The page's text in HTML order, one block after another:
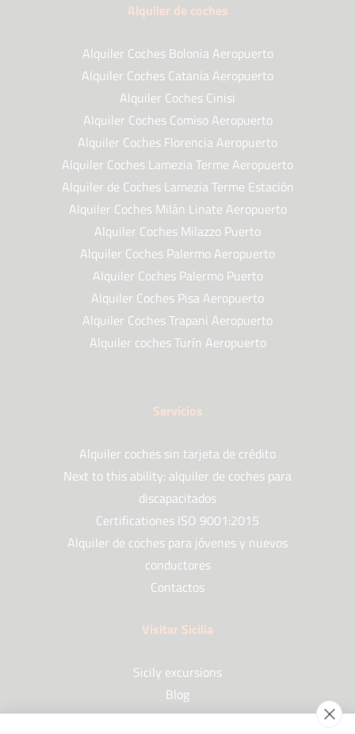
Alquiler de coches
Alquiler Coches Bolonia Aeropuerto
Alquiler Coches Catania Aeropuerto
Alquiler Coches Cinisi
Alquiler Coches Comiso Aeropuerto
Alquiler Coches Florencia Aeropuerto
Alquiler Coches Lamezia Terme Aeropuerto
Alquiler de Coches Lamezia Terme Estación
Alquiler Coches Milán Linate Aeropuerto
Alquiler Coches Milazzo Puerto
Alquiler Coches Palermo Aeropuerto
Alquiler Coches Palermo Puerto
Alquiler Coches Pisa Aeropuerto
Alquiler Coches Trapani Aeropuerto
Alquiler coches Turín Aeropuerto
Servicios
Alquiler coches sin tarjeta de crédito
Next to this ability: alquiler de coches para
discapacitados
Certificationes ISO 9001:2015
Alquiler de coches para jóvenes y nuevos
conductores
Contactos
Visitar Sicilia
Sicily excursions
Blog